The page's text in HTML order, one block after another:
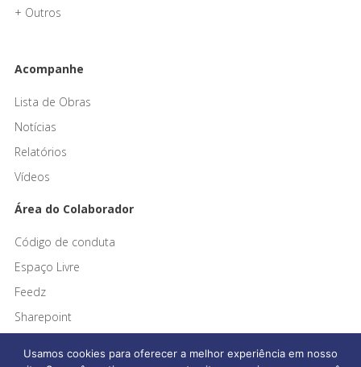
+ Outros
Acompanhe
Lista de Obras
Notícias
Relatórios
Vídeos
Área do Colaborador
Código de conduta
Espaço Livre
Feedz
Sharepoint
Usamos cookies para oferecer a melhor experiência em nosso